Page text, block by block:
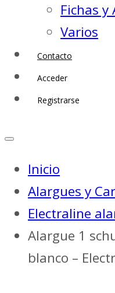
Fichas
Varios
Contacto
Acceder
Registrarse
Inicio
Alargues y
Electraline
Alargue 1
blanco –